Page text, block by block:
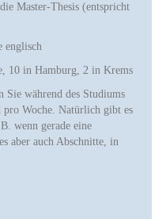
Master-Thesis (entspricht
englisch
10 in Hamburg, 2 in Krems
Sie während des Studiums
Woche. Natürlich gibt es
wenn gerade eine
aber auch Abschnitte, in